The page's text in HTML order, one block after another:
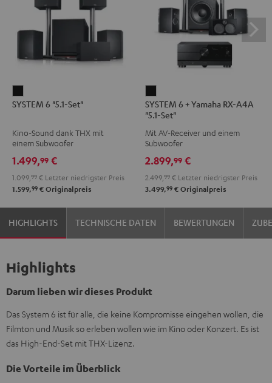
6
Set"
Schwarz
SYSTEM 6 "5.1-Set"
Kino-Sound dank THX mit
einem Subwoofer
1.499,99 €
1.099, 99 € Letzter niedrigster Preis
1.599,99 € Originalpreis
6
+
Yamaha
RX-
A4A
"5.1-
Set"
Schwarz
SYSTEM 6 + Yamaha RX-A4A
"5.1-Set"
Mit AV-Receiver und einem
Subwoofer
2.899,99 €
2.499, 99 € Letzter niedrigster Preis
3.499,99 € Originalpreis
HIGHLIGHTS TECHNISCHE DATEN BEWERTUNGEN
Highlights
Darum lieben wir dieses Produkt
Das System 6 ist für alle, die keine Kompromisse eingehen wollen, die
Filmton und Musik so erleben wollen wie im Kino oder Konzert. Es ist
das High-End-Set mit THX-Lizenz.
Die Vorteile im Überblick